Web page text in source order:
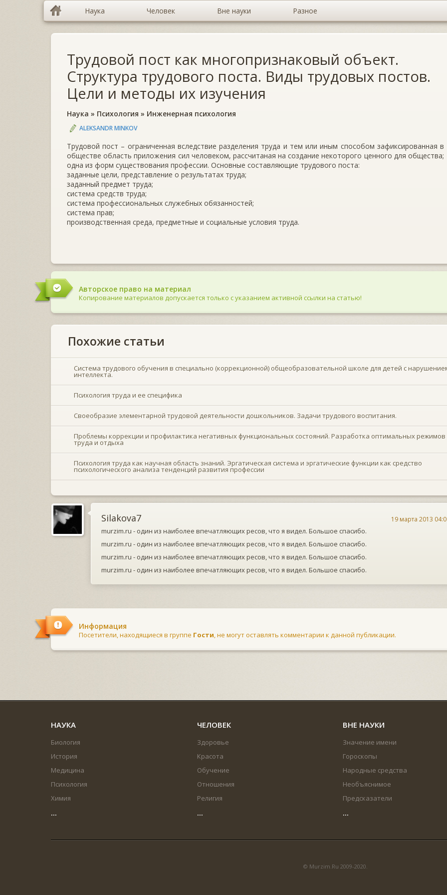
Наука Человек Вне науки Разное
Трудовой пост как многопризнаковый объект.
Структура трудового поста. Виды трудовых постов.
Цели и методы их изучения
Наука » Психология » Инженерная психология
ALEKSANDR MINKOV
Трудовой пост – ограниченная вследствие разделения труда и тем или иным способом зафиксированная в
обществе область приложения сил человеком, рассчитаная на создание некоторого ценного для общества;
одна из форм существования профессии. Основные составляющие трудового поста:
заданные цели, представление о результатах труда;
заданный предмет труда;
система средств труда;
система профессиональных служебных обязанностей;
система прав;
производственная среда, предметные и социальные условия труда.
Авторское право на материал
Копирование материалов допускается только с указанием активной ссылки на статью!
Похожие статьи
Система трудового обучения в специально (коррекционной) общеобразовательной школе для детей с
интеллекта.
Психология труда и ее специфика
Своеобразие элементарной трудовой деятельности дошкольников. Задачи трудового воспитания.
Проблемы коррекции и профилактика негативных функциональных состояний. Разработка оптимальных режимов
труда и отдыха
Психология труда как научная область знаний. Эргатическая система и эргатические функции как средство
психологического анализа тенденций развития профессии
Silakova7 19 марта 2013
murzim.ru - один из наиболее впечатляющих ресов, что я видел. Большое спасибо.
murzim.ru - один из наиболее впечатляющих ресов, что я видел. Большое спасибо.
murzim.ru - один из наиболее впечатляющих ресов, что я видел. Большое спасибо.
murzim.ru - один из наиболее впечатляющих ресов, что я видел. Большое спасибо.
Информация
Посетители, находящиеся в группе Гости, не могут оставлять комментарии к данной публикации.
НАУКА
Биология
История
Медицина
Психология
Химия
...
ЧЕЛОВЕК
Здоровье
Красота
Обучение
Отношения
Религия
...
ВНЕ НАУКИ
Значение имени
Гороскопы
Народные средства
Необъяснимое
Предсказатели
...
© Murzim.Ru 2009-2020.